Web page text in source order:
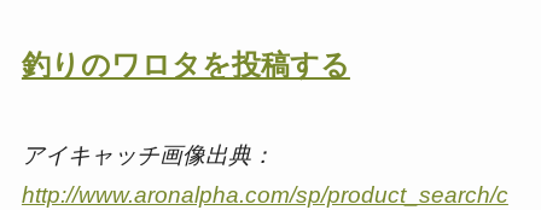
釣りのワロタを投稿する
アイキャッチ画像出典：
http://www.aronalpha.com/sp/product_search/c